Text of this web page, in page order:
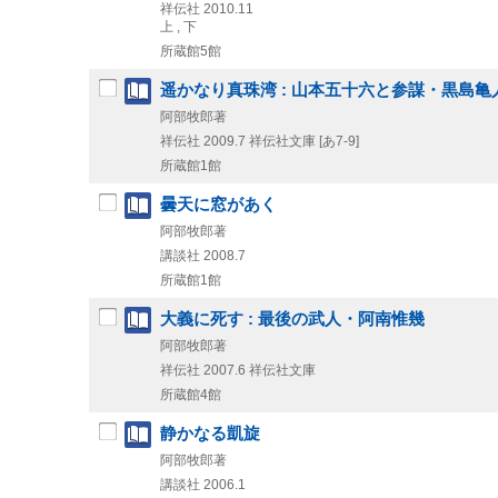
祥伝社 2010.11
上 , 下
所蔵館5館
遥かなり真珠湾 : 山本五十六と参謀・黒島亀
阿部牧郎著
祥伝社 2009.7 祥伝社文庫 [あ7-9]
所蔵館1館
曇天に窓があく
阿部牧郎著
講談社 2008.7
所蔵館1館
大義に死す : 最後の武人・阿南惟幾
阿部牧郎著
祥伝社 2007.6 祥伝社文庫
所蔵館4館
静かなる凱旋
阿部牧郎著
講談社 2006.1